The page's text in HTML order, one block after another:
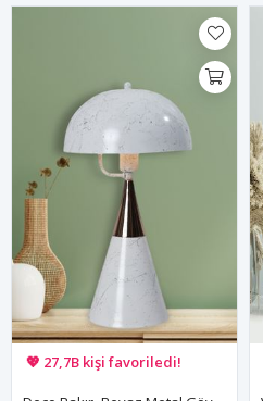
🚚 Hızlı teslimat yapılıyor!
💖 27,7B kişi favoriledi!
💸 Sepette 100 TL indirim!